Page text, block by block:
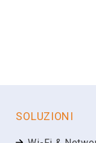
SOLUZIONI